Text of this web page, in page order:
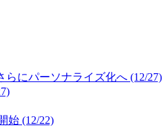
にパーソナライズ化へ (12/27)
始 (12/22)